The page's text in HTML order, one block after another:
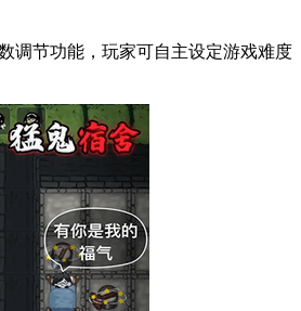
调节功能，玩家可自主设定游戏难度